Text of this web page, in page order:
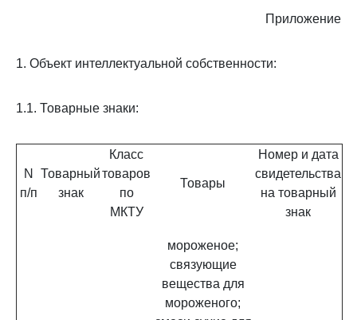
Приложение
1. Объект интеллектуальной собственности:
1.1. Товарные знаки:
N
п/п
Товарный
знак
Класс
товаров
по
МКТУ
Товары
Номер и дата
свидетельства
на товарный
знак
мороженое;
связующие
вещества для
мороженого;